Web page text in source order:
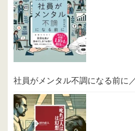
社員がメンタル不調になる前に